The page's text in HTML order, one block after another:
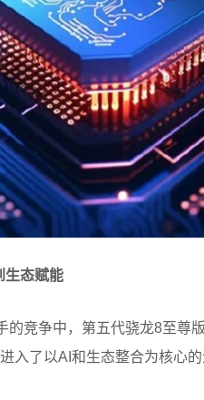
生态赋能
的竞争中，第五代骁龙8至尊
入了以AI和生态整合为核心的